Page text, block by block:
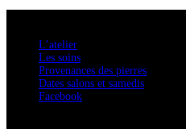
L’atelier
Les soins
Provenances des pierres
Dates salons et samedis
Facebook